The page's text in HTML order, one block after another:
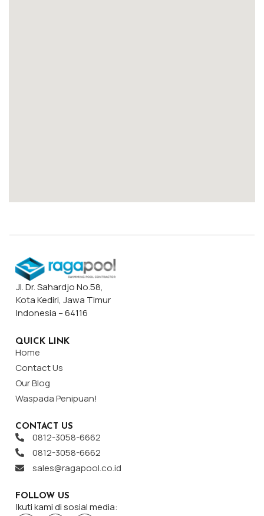
Jl. Dr. Sahardjo No.58,
Kota Kediri, Jawa Timur
Indonesia – 64116
QUICK LINK
Home
Contact Us
Our Blog
Waspada Penipuan!
CONTACT US
0812-3058-6662
0812-3058-6662
sales@ragapool.co.id
FOLLOW US
Ikuti kami di sosial media: